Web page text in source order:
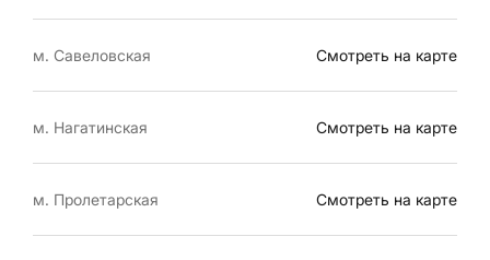
м. Савеловская Смотреть на карте
м. Нагатинская Смотреть на карте
м. Пролетарская Смотреть на карте